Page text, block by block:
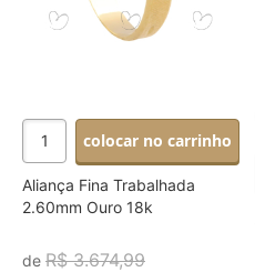
colocar no carrinho
Aliança Fina Trabalhada
2.60mm Ouro 18k
de R$ 3.674,99